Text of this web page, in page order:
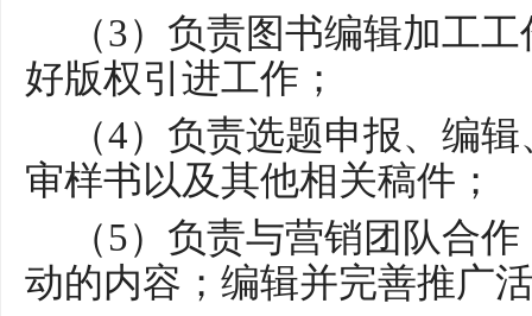
（3）负责图书编辑加工
好版权引进工作；
（4）负责选题申报、编
审样书以及其他相关稿件；
（5）负责与营销团队合
动的内容；编辑并完善推广